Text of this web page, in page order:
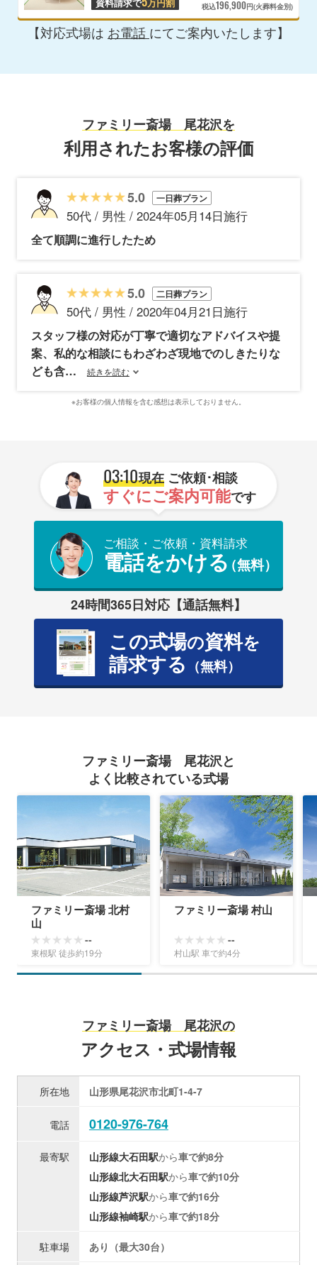
資料請求で 万円割 税込196,900円(火葬料金別)
【対応式場は お電話 にてご案内いたします】
ファミリー斎場 尾花沢を
利用されたお客様の評価
5.0 一日葬プラン
50代 / 男性 / 2024年05月14日施行
全て順調に進行したため
5.0 二日葬プラン
50代 / 男性 / 2020年04月21日施行
スタッフ様の対応が丁寧で適切なアドバイスや提
案、私的な相談にもわざわざ現地でのしきたりな
ども含
続きを読む
※お客様の個人情報を含む感想は表示しておりません。
03:10現在ご依頼･相談
すぐにご案内可能です
ご相談・ご依頼・資料請求
電話をかける（無料）
24時間365日対応【通話無料】
この式場の資料を
請求する （無料）
ファミリー斎場 尾花沢と
よく比較されている式場
ファミリー斎場 北村
山
--
東根駅 徒歩約19分
ファミリー斎場 村山
--
村山駅 車で約4分
ファミリー斎場 尾花沢の
アクセス・式場情報
所在地 山形県尾花沢市北町1-4-7
電話 0120-976-764
最寄駅 山形線大石田駅から車で約8分
山形線北大石田駅から車で約10分
山形線芦沢駅から車で約16分
山形線袖崎駅から車で約18分
駐車場 あり（最大30台）